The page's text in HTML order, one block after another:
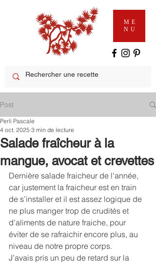
ME
NU
Post
Salade fraîcheur à la
mangue, avocat et crevettes
Perli Pascale
4 oct. 2025 3 min de lecture
Dernière salade fraicheur de l'année,
car justement la fraicheur est en train
de s’installer et il est assez logique de
ne plus manger trop de crudités et
d’aliments de nature fraiche, pour
éviter de se rafraichir encore plus, au
niveau de notre propre corps.
J’avais pris un peu de retard sur la